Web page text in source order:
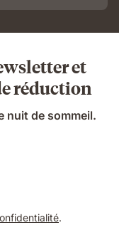
et
réduction
nuit de sommeil.
.